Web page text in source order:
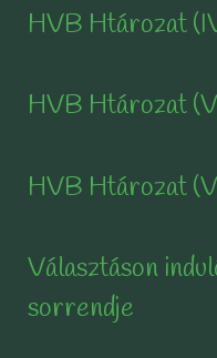
HVB Htározat
HVB Htározat
HVB Htározat
Választáson
sorrendje